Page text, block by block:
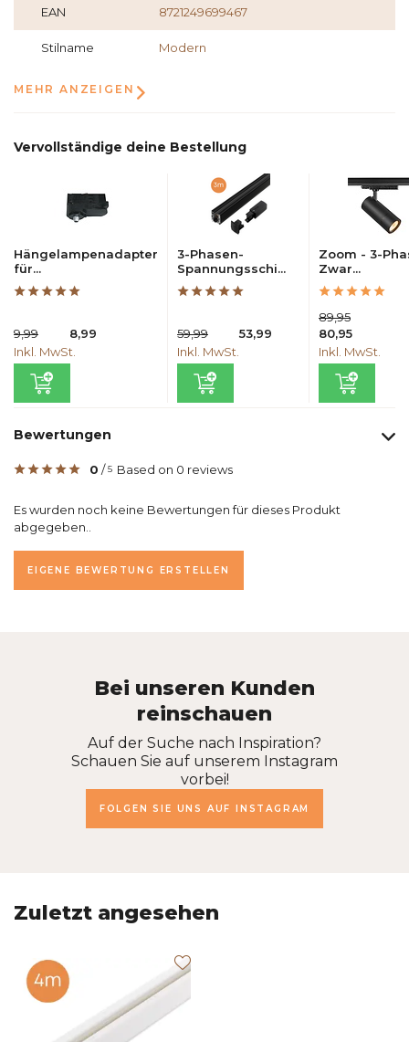
EAN 8721249699467
Stilname Modern
MEHR ANZEIGEN
Vervollständige deine Bestellung
Hängelampenadapter
für...
9,99
8,99
Inkl. MwSt.
3-Phasen-
Spannungsschi...
59,99
53,99
Inkl. MwSt.
Zoom - 3-
Zwar...
89,95
80,95
Inkl. MwSt.
Bewertungen
0 /5 Based on 0 reviews
Es wurden noch keine Bewertungen für dieses Produkt
abgegeben..
EIGENE BEWERTUNG ERSTELLEN
Bei unseren Kunden
reinschauen
Auf der Suche nach Inspiration?
Schauen Sie auf unserem Instagram
vorbei!
FOLGEN SIE UNS AUF INSTAGRAM
Zuletzt angesehen